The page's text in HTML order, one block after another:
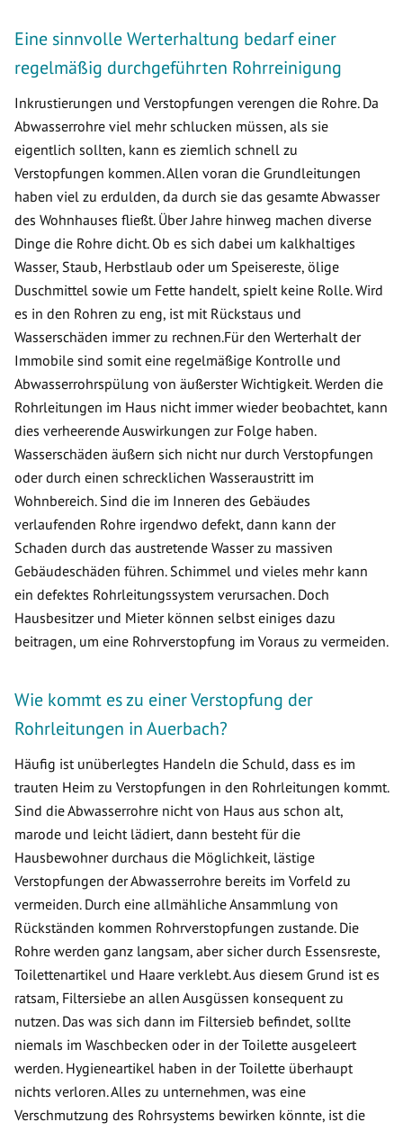
Eine sinnvolle Werterhaltung bedarf einer
regelmäßig durchgeführten Rohrreinigung
Inkrustierungen und Verstopfungen verengen die Rohre. Da
Abwasserrohre viel mehr schlucken müssen, als sie
eigentlich sollten, kann es ziemlich schnell zu
Verstopfungen kommen. Allen voran die Grundleitungen
haben viel zu erdulden, da durch sie das gesamte Abwasser
des Wohnhauses fließt. Über Jahre hinweg machen diverse
Dinge die Rohre dicht. Ob es sich dabei um kalkhaltiges
Wasser, Staub, Herbstlaub oder um Speisereste, ölige
Duschmittel sowie um Fette handelt, spielt keine Rolle. Wird
es in den Rohren zu eng, ist mit Rückstaus und
Wasserschäden immer zu rechnen.Für den Werterhalt der
Immobile sind somit eine regelmäßige Kontrolle und
Abwasserrohrspülung von äußerster Wichtigkeit. Werden die
Rohrleitungen im Haus nicht immer wieder beobachtet, kann
dies verheerende Auswirkungen zur Folge haben.
Wasserschäden äußern sich nicht nur durch Verstopfungen
oder durch einen schrecklichen Wasseraustritt im
Wohnbereich. Sind die im Inneren des Gebäudes
verlaufenden Rohre irgendwo defekt, dann kann der
Schaden durch das austretende Wasser zu massiven
Gebäudeschäden führen. Schimmel und vieles mehr kann
ein defektes Rohrleitungssystem verursachen. Doch
Hausbesitzer und Mieter können selbst einiges dazu
beitragen, um eine Rohrverstopfung im Voraus zu vermeiden.
Wie kommt es zu einer Verstopfung der
Rohrleitungen in Auerbach?
Häufig ist unüberlegtes Handeln die Schuld, dass es im
trauten Heim zu Verstopfungen in den Rohrleitungen kommt.
Sind die Abwasserrohre nicht von Haus aus schon alt,
marode und leicht lädiert, dann besteht für die
Hausbewohner durchaus die Möglichkeit, lästige
Verstopfungen der Abwasserrohre bereits im Vorfeld zu
vermeiden. Durch eine allmähliche Ansammlung von
Rückständen kommen Rohrverstopfungen zustande. Die
Rohre werden ganz langsam, aber sicher durch Essensreste,
Toilettenartikel und Haare verklebt. Aus diesem Grund ist es
ratsam, Filtersiebe an allen Ausgüssen konsequent zu
nutzen. Das was sich dann im Filtersieb befindet, sollte
niemals im Waschbecken oder in der Toilette ausgeleert
werden. Hygieneartikel haben in der Toilette überhaupt
nichts verloren. Alles zu unternehmen, was eine
Verschmutzung des Rohrsystems bewirken könnte, ist die